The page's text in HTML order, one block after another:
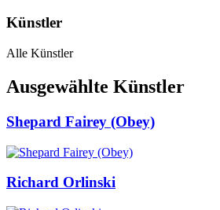
Künstler
Alle Künstler
Ausgewählte Künstler
Shepard Fairey (Obey)
Richard Orlinski